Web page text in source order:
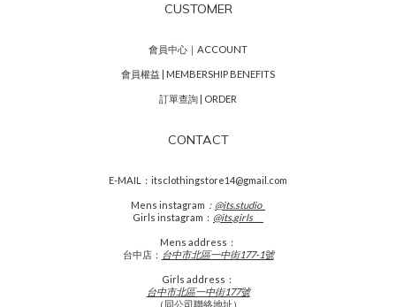
CUSTOMER
會員中心｜ACCOUNT
會員權益 | MEMBERSHIP BENEFITS
訂單查詢 | ORDER
CONTACT
E-MAIL：itsclothingstore14@gmail.com
Mens instagram ： @its.studio_
Girls instagram： @its.girls___
Mens address：
台中店： 台中市北區一中街177-1號
Girls address：
台中市北區一中街177號
（同公司聯絡地址）